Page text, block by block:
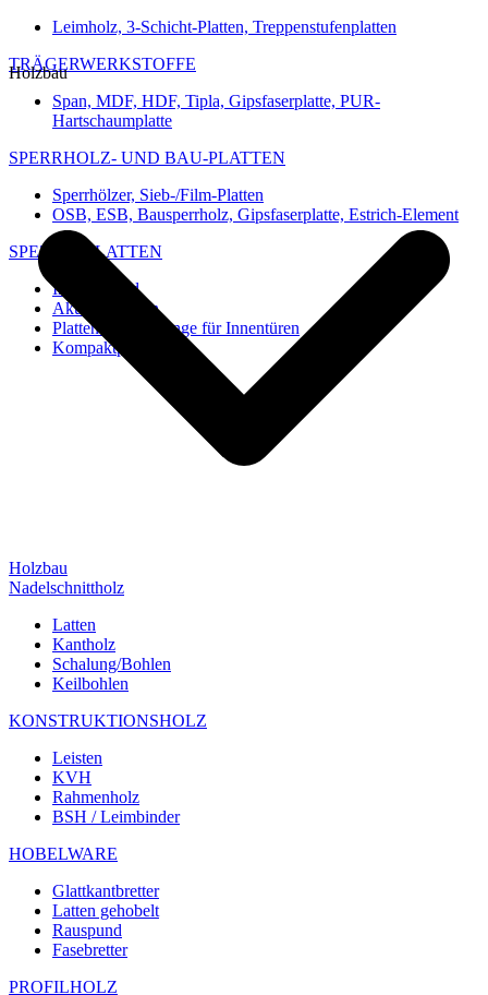
Leimholz, 3-Schicht-Platten, Treppenstufenplatten
TRÄGERWERKSTOFFE
Span, MDF, HDF, Tipla, Gipsfaserplatte, PUR-
Hartschaumplatte
SPERRHOLZ- UND BAU-PLATTEN
Sperrhölzer, Sieb-/Film-Platten
OSB, ESB, Bausperrholz, Gipsfaserplatte, Estrich-Element
SPEZIAL-PLATTEN
Imi-Verbund
Akustik-Platten
Platten und Rohlinge für Innentüren
Kompaktplatten
Holzbau
Holzbau
Nadelschnittholz
Latten
Kantholz
Schalung/Bohlen
Keilbohlen
KONSTRUKTIONSHOLZ
Leisten
KVH
Rahmenholz
BSH / Leimbinder
HOBELWARE
Glattkantbretter
Latten gehobelt
Rauspund
Fasebretter
PROFILHOLZ